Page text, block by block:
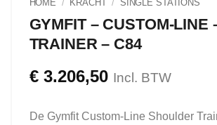
HOME / KRACHT / SINGLE STATIONS
GYMFIT – CUSTOM-LINE
TRAINER – C84
€3.206,50 Incl. BTW
De Gymfit Custom-Line Shoulder